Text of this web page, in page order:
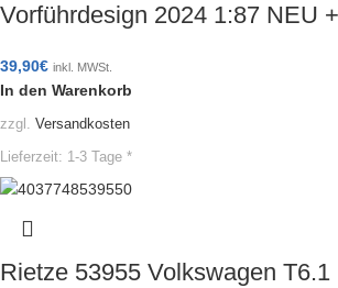
Vorführdesign 2024 1:87 NEU
39,90€ inkl. MWSt.
In den Warenkorb
zzgl. Versandkosten
Lieferzeit: 1-3 Tage *
Rietze 53955 Volkswagen T6.1